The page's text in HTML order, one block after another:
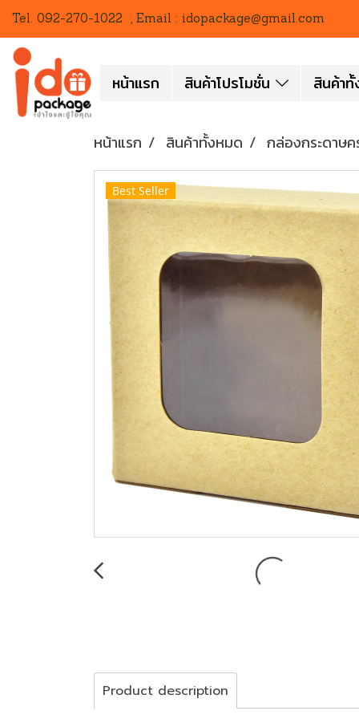
Tel. 092-270-1022 , Email : idopackage@gmail.com
หน้าแรก สินค้าโปรโมชั่น สินค้า
หน้าแรก สินค้าทั้งหมด กล่องกระดาษ
Best Seller
Product description